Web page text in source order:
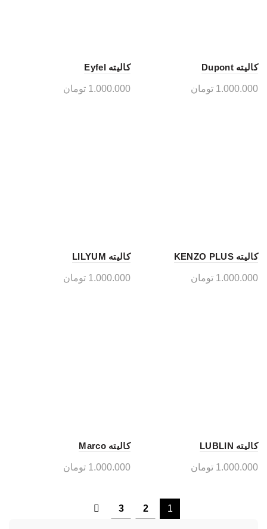
کالیته Dupont
1.000.000 تومان
کالیته Eyfel
1.000.000 تومان
کالیته KENZO PLUS
1.000.000 تومان
کالیته LILYUM
1.000.000 تومان
کالیته LUBLIN
1.000.000 تومان
کالیته Marco
1.000.000 تومان
1
2
3